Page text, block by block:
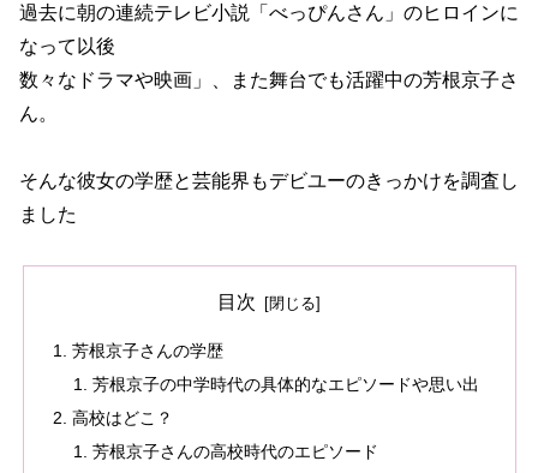
過去に朝の連続テレビ小説「べっぴんさん」のヒロインに
なって以後
数々なドラマや映画」、また舞台でも活躍中の芳根京子さ
ん。
そんな彼女の学歴と芸能界もデビユーのきっかけを調査し
ました
目次
芳根京子さんの学歴
芳根京子の中学時代の具体的なエピソードや思い出
高校はどこ？
芳根京子さんの高校時代のエピソード